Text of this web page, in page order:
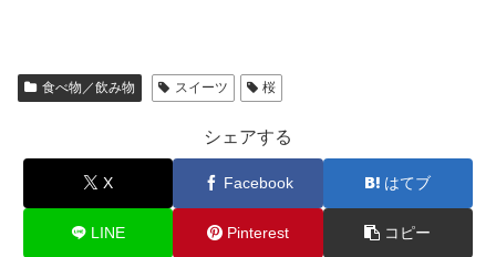
食べ物／飲み物 スイーツ 桜
シェアする
X Facebook はてブ
LINE Pinterest コピー